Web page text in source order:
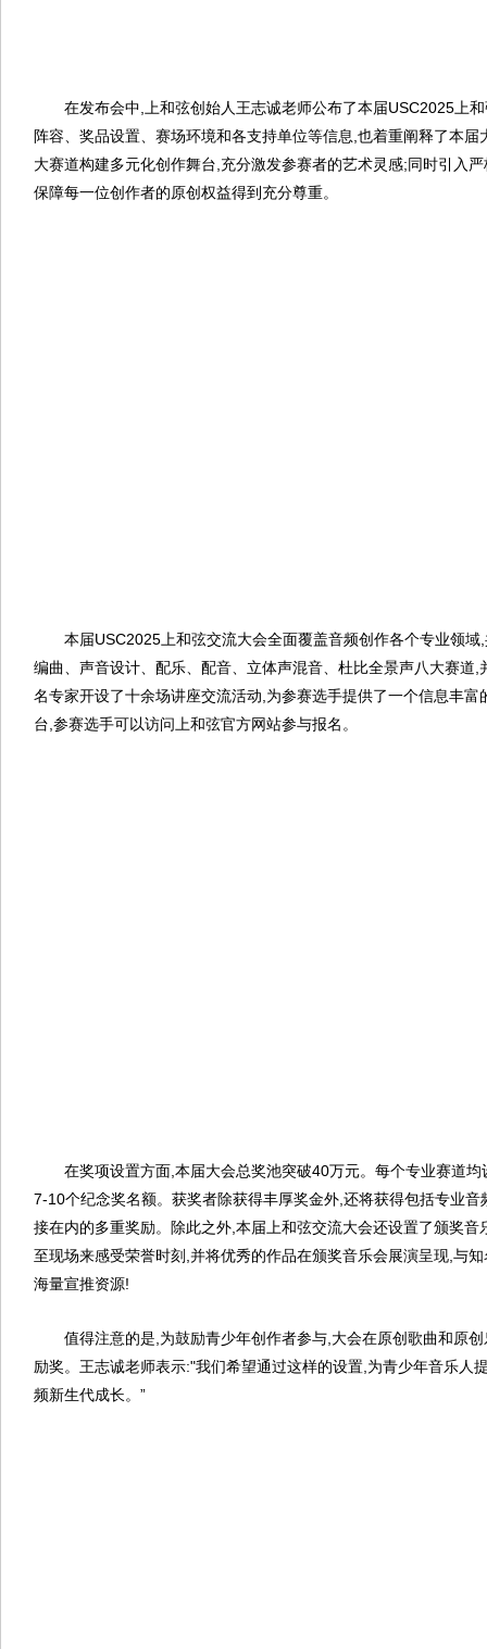
在发布会中,上和弦创始人王志诚老师公布了本届USC2025上和
阵容、奖品设置、赛场环境和各支持单位等信息,也着重阐释了本
大赛道构建多元化创作舞台,充分激发参赛者的艺术灵感;同时引入
保障每一位创作者的原创权益得到充分尊重。
本届USC2025上和弦交流大会全面覆盖音频创作各个专业领域,
编曲、声音设计、配乐、配音、立体声混音、杜比全景声八大赛道
名专家开设了十余场讲座交流活动,为参赛选手提供了一个信息丰
台,参赛选手可以访问上和弦官方网站参与报名。
在奖项设置方面,本届大会总奖池突破40万元。每个专业赛道均
7-10个纪念奖名额。获奖者除获得丰厚奖金外,还将获得包括专业
接在内的多重奖励。除此之外,本届上和弦交流大会还设置了颁奖音
至现场来感受荣誉时刻,并将优秀的作品在颁奖音乐会展演呈现,与
海量宣推资源!
值得注意的是,为鼓励青少年创作者参与,大会在原创歌曲和原创
励奖。王志诚老师表示:"我们希望通过这样的设置,为青少年音乐人
频新生代成长。”